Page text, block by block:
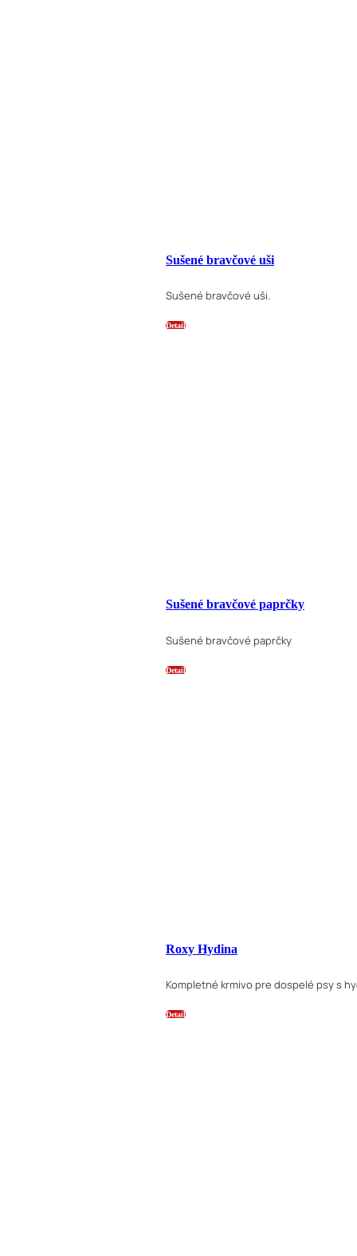
Sušené bravčové uši
Sušené bravčové uši.
Detail
Sušené bravčové paprčky
Sušené bravčové paprčky
Detail
Roxy Hydina
Kompletné krmivo pre dospelé psy s
Detail